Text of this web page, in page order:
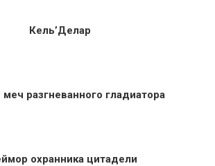
Кель’Делар
разгневанного гладиатора
охранника цитадели